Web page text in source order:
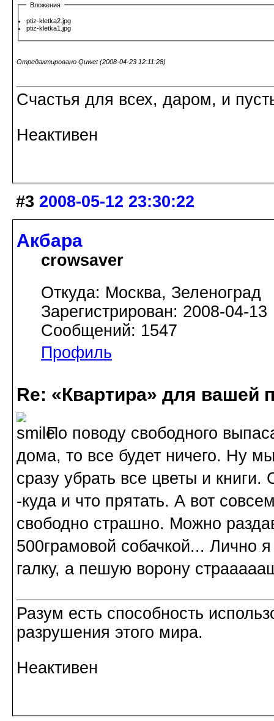
Вложения
ptiz-kletka2.jpg
ptiz-kletka1.jpg
Отредактировано Quwet (2008-04-23 12:11:28)
Счастья для всех, даром, и
Неактивен
#3 2008-05-12 23:30:22
Акбара
crowsaver
Откуда: Москва, Зеленоград
Зарегистрирован: 2008-04-13
Сообщений: 1547
Профиль
Re: «Квартира» для вашей
По поводу свободного
дома, то все будет ничего. Ну
сразу убрать все цветы и
-куда и что прятать. А вот
свободно страшно. Можно
500грамовой собачкой... Лично
галку, а пешую ворону
Разум есть способность
разрушения этого мира.
Неактивен